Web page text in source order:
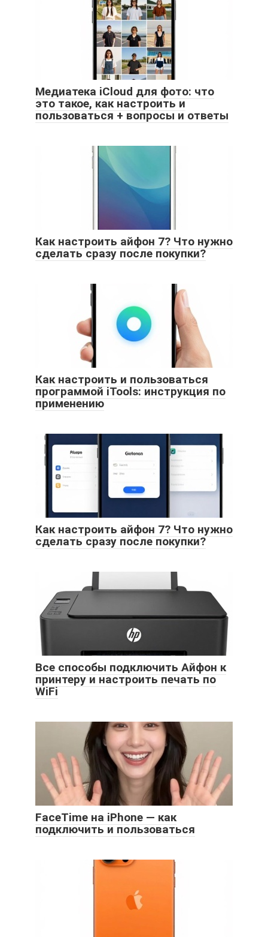
Медиатека iCloud для фото: что
это такое, как настроить и
пользоваться + вопросы и ответы
Как настроить айфон 7? Что нужно
сделать сразу после покупки?
Как настроить и пользоваться
программой iTools: инструкция по
применению
Как настроить айфон 7? Что нужно
сделать сразу после покупки?
Все способы подключить Айфон к
принтеру и настроить печать по
WiFi
FaceTime на iPhone — как
подключить и пользоваться